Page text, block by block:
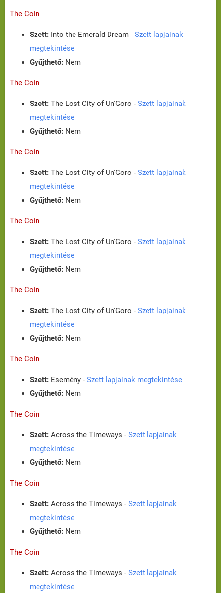
The Coin
Szett: Into the Emerald Dream - Szett lapjainak
megtekintése
Gyűjthető: Nem
The Coin
Szett: The Lost City of Un'Goro - Szett lapjainak
megtekintése
Gyűjthető: Nem
The Coin
Szett: The Lost City of Un'Goro - Szett lapjainak
megtekintése
Gyűjthető: Nem
The Coin
Szett: The Lost City of Un'Goro - Szett lapjainak
megtekintése
Gyűjthető: Nem
The Coin
Szett: The Lost City of Un'Goro - Szett lapjainak
megtekintése
Gyűjthető: Nem
The Coin
Szett: Esemény - Szett lapjainak megtekintése
Gyűjthető: Nem
The Coin
Szett: Across the Timeways - Szett lapjainak
megtekintése
Gyűjthető: Nem
The Coin
Szett: Across the Timeways - Szett lapjainak
megtekintése
Gyűjthető: Nem
The Coin
Szett: Across the Timeways - Szett lapjainak
megtekintése